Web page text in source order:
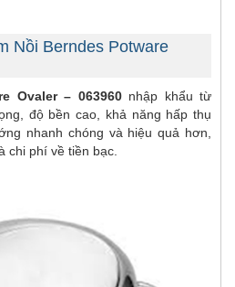
Nồi Berndes Potware
Ovaler – 063960 nhập khẩu từ
độ bền cao, khả năng hấp thụ
nhanh chóng và hiệu quả hơn,
chi phí về tiền bạc.